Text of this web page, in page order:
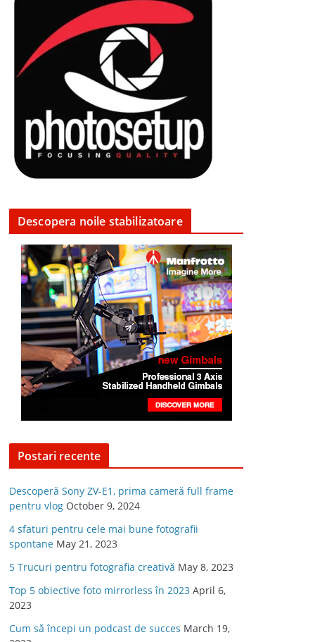
Descopera noile stabilizatoare
Postari recente
Descoperă Sony ZV-E1, prima cameră full frame
pentru vlog October 9, 2024
4 sfaturi pentru cele mai bune fotografii
spontane May 21, 2023
5 Trucuri pentru fotografia creativă May 8, 2023
Top 5 obiective foto mirrorless în 2023 April 6,
2023
Cum să începi un podcast de succes March 19,